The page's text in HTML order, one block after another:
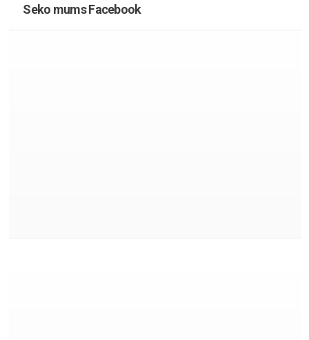
Seko mums Facebook